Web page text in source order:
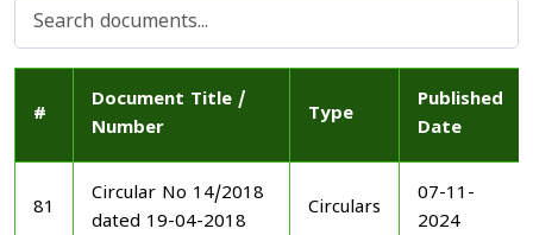
#
Document Title /
Number
Type
Published
Date
81
Circular No 14/2018
dated 19-04-2018
Circulars
07-11-
2024